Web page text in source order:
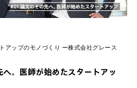
アップのモノづくり ー株式会社グレース
。医師が始めたスタートアッ